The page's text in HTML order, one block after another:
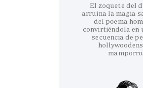
El zoquete del
arruina la magia
del poema
convirtiéndola en
secuencia de